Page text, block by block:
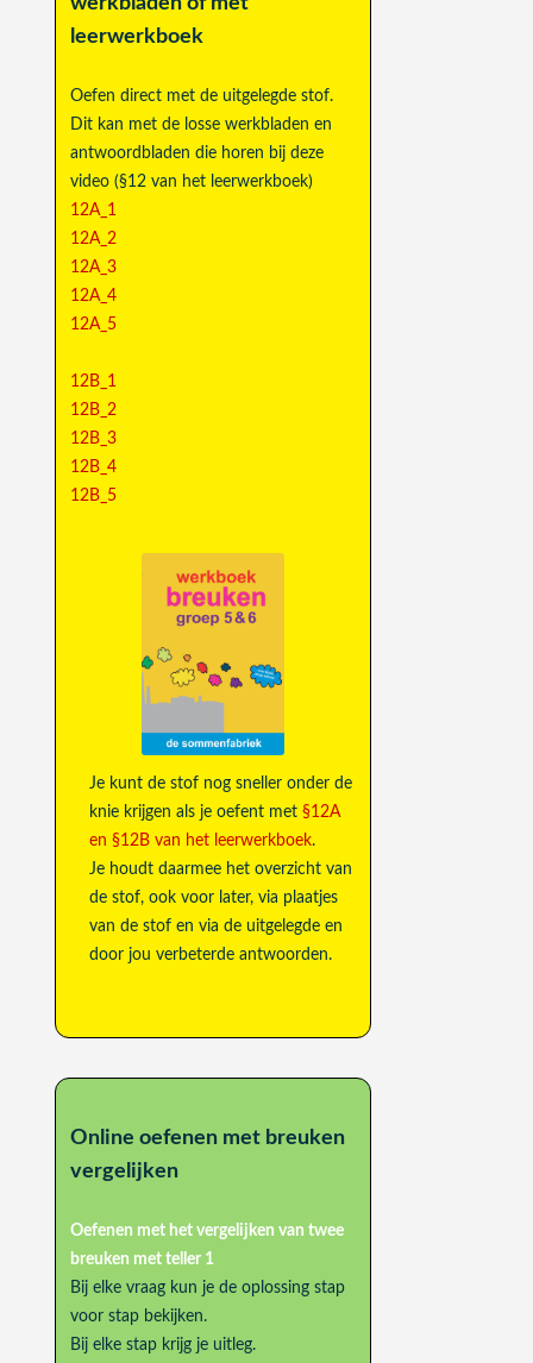
leerwerkboek
Oefen direct met de uitgelegde stof.
Dit kan met de losse werkbladen en
antwoordbladen die horen bij deze
video (§12 van het leerwerkboek)
12A_1
12A_2
12A_3
12A_4
12A_5
12B_1
12B_2
12B_3
12B_4
12B_5
Je kunt de stof nog sneller onder de
knie krijgen als je oefent met §12A
en §12B van het leerwerkboek.
Je houdt daarmee het overzicht van
de stof, ook voor later, via plaatjes
van de stof en via de uitgelegde en
door jou verbeterde antwoorden.
Online oefenen met breuken
vergelijken
Oefenen met het vergelijken van twee
breuken met teller 1
Bij elke vraag kun je de oplossing stap
voor stap bekijken.
Bij elke stap krijg je uitleg.